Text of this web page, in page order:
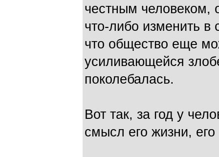
честным человеком,
что-либо изменить в
что общество еще
усиливающейся
поколебалась.
Вот так, за год у
смысл его жизни,